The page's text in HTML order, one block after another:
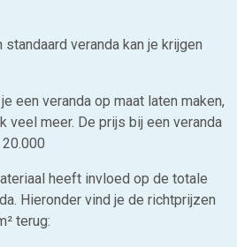
standaard veranda kan je krijgen
een veranda op maat laten maken,
veel meer. De prijs bij een veranda
heeft invloed op de totale
Hieronder vind je de richtprijzen
terug: